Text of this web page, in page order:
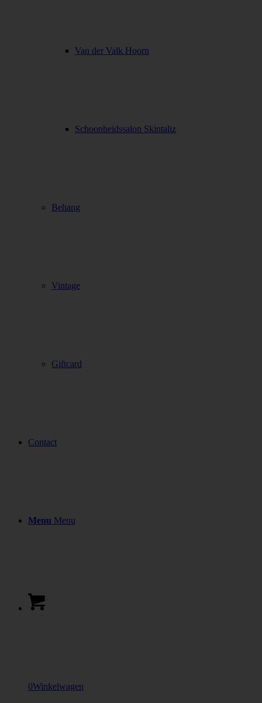
Van der Valk Hoorn
Schoonheidssalon Skintaliz
Behang
Vintage
Giftcard
Contact
Menu Menu
0Winkelwagen